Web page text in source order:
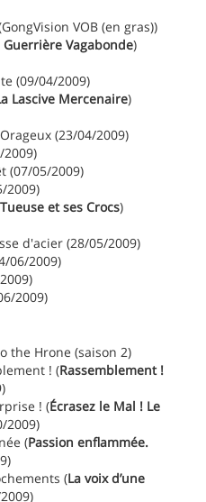
VOB (en gras))
Guerrière Vagabonde)
(09/04/2009)
Lascive Mercenaire)
(23/04/2009)
(07/05/2009)
2009)
et ses Crocs)
d'acier (28/05/2009)
06/2009)
2009)
the Hrone (saison 2)
! (Rassemblement !
! (Écrasez le Mal ! Le
2009)
(Passion enflammée.
(La voix d’une